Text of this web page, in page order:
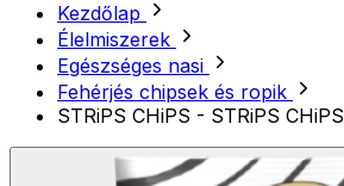
Kezdőlap
Élelmiszerek
Egészséges nasi
Fehérjés chipsek és ropik
STRiPS CHiPS - STRiPS CHiPS